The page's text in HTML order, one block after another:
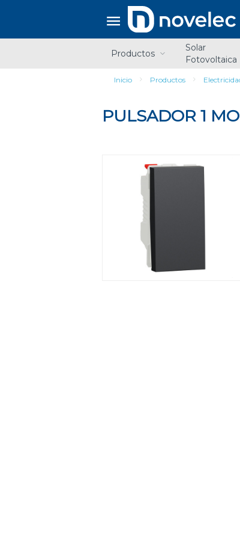
de
Productos
Solar
Fotovoltaica
Inicio Productos
PULSADOR 1